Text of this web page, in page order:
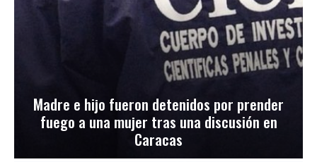
Madre e hijo fueron detenidos por prender
fuego a una mujer tras una discusión en
Caracas